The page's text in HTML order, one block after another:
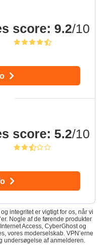
score: 9.2/10
score: 5.2/10
integritet er vigtigt for os, når vi
Nogle af de førende produkter
Access, CyberGhost og
vores moderselskab. VPN’erne
undersøgelse af anmelderen.